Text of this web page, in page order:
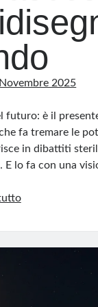
2025
futuro: è il
fa tremare le
in dibattiti
E lo fa con una
Dragone
la